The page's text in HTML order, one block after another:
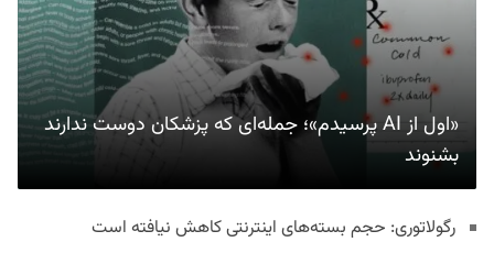
«اول از AI پرسیدم»؛ جمله‌ای که پزشکان دوست ندارند
بشنوند
رگولاتوری: حجم بسته‌های اینترنتی کاهش نیافته است